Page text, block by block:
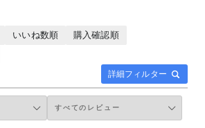
詳細フィルター
いいね数順
購入確認順